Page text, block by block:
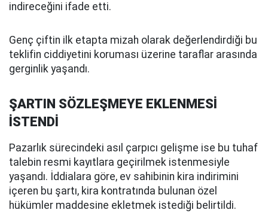
indireceğini ifade etti.
Genç çiftin ilk etapta mizah olarak değerlendirdiği bu
teklifin ciddiyetini koruması üzerine taraflar arasında
gerginlik yaşandı.
ŞARTIN SÖZLEŞMEYE EKLENMESİ
İSTENDİ
Pazarlık sürecindeki asıl çarpıcı gelişme ise bu tuhaf
talebin resmi kayıtlara geçirilmek istenmesiyle
yaşandı. İddialara göre, ev sahibinin kira indirimini
içeren bu şartı, kira kontratında bulunan özel
hükümler maddesine ekletmek istediği belirtildi.